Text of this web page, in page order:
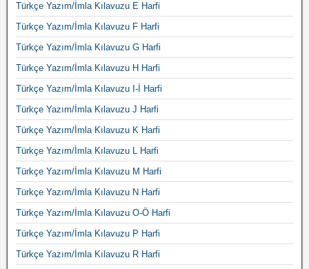
Türkçe Yazım/İmla Kılavuzu E Harfi
Türkçe Yazım/İmla Kılavuzu F Harfi
Türkçe Yazım/İmla Kılavuzu G Harfi
Türkçe Yazım/İmla Kılavuzu H Harfi
Türkçe Yazım/İmla Kılavuzu I-İ Harfi
Türkçe Yazım/İmla Kılavuzu J Harfi
Türkçe Yazım/İmla Kılavuzu K Harfi
Türkçe Yazım/İmla Kılavuzu L Harfi
Türkçe Yazım/İmla Kılavuzu M Harfi
Türkçe Yazım/İmla Kılavuzu N Harfi
Türkçe Yazım/İmla Kılavuzu O-Ö Harfi
Türkçe Yazım/İmla Kılavuzu P Harfi
Türkçe Yazım/İmla Kılavuzu R Harfi